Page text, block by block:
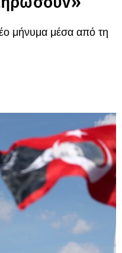
μήνυμα μέσα από τη